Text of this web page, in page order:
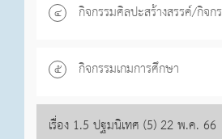
๔ กิจกรรมศิลปะสร้างสรรค์/กิจก
๕ กิจกรรมเกมการศึกษา
เรื่อง 1.5 ปฐมนิเทศ (5) 22 พ.ค. 66